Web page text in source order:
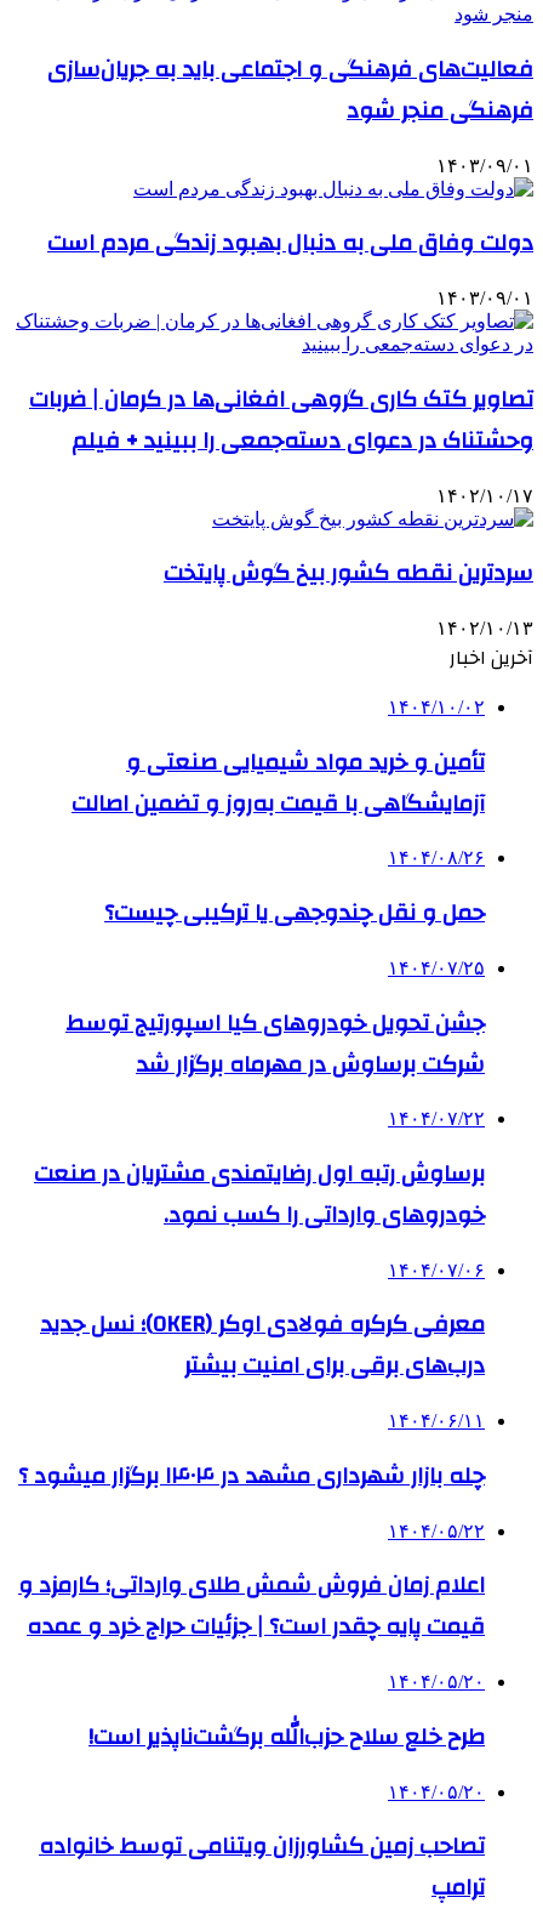
فعالیت‌های فرهنگی و اجتماعی باید به جریان‌سازی
فرهنگی منجر شود
۱۴۰۳/۰۹/۰۱
دولت وفاق ملی به دنبال بهبود زندگی مردم است
۱۴۰۳/۰۹/۰۱
تصاویر کتک کاری گروهی افغانی‌ها در کرمان | ضربات
وحشتناک در دعوای دسته‌جمعی را ببینید + فیلم
۱۴۰۲/۱۰/۱۷
سردترین نقطه کشور بیخ گوش پایتخت
۱۴۰۲/۱۰/۱۳
آخرین اخبار
۱۴۰۴/۱۰/۰۲
تأمین و خرید مواد شیمیایی صنعتی و
آزمایشگاهی با قیمت به‌روز و تضمین اصالت
۱۴۰۴/۰۸/۲۶
حمل و نقل چندوجهی یا ترکیبی چیست؟
۱۴۰۴/۰۷/۲۵
جشن تحویل خودروهای کیا اسپورتیج توسط
شرکت برساوش در مهرماه برگزار شد
۱۴۰۴/۰۷/۲۲
برساوش رتبه اول رضایتمندی مشتریان در صنعت
خودروهای وارداتی را کسب نمود.
۱۴۰۴/۰۷/۰۶
معرفی کرکره فولادی اوکر (OKER)؛ نسل جدید
درب‌های برقی برای امنیت بیشتر
۱۴۰۴/۰۶/۱۱
چله بازار شهرداری مشهد در ۱۴۰۴ برگزار میشود ؟
۱۴۰۴/۰۵/۲۲
اعلام زمان فروش شمش طلای وارداتی؛ کارمزد و
قیمت پایه چقدر است؟ | جزئیات حراج خرد و عمده
۱۴۰۴/۰۵/۲۰
طرح خلع سلاح حزب‌الله برگشت‌ناپذیر است!
۱۴۰۴/۰۵/۲۰
تصاحب زمین کشاورزان ویتنامی توسط خانواده
ترامپ